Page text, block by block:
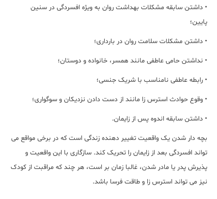
• داشتن سابقه مشکلات بهداشت روان به ویژه افسردگی در سنین
پایین؛
• داشتن مشکلات سلامت روان در بارداری؛
• نداشتن حامی عاطفی مانند همسر، خانواده و دوستان؛
• رابطه عاطفی نامناسب با شریک جنسی؛
• وقوع حوادث استرس زا مانند از دست دادن نزدیکان و سوگواری؛
• داشتن سابقه اندوه پس از زایمان.
بچه دار شدن یک واقعیت تغییر دهنده زندگی است که در برخی مواقع می
تواند افسردگی بعد از زایمان را تحریک کند. سازگاری با این واقعیت و
پذیرش پدر یا مادر شدن، غالبا زمان بر است، هر چند که مراقبت از کودک
نیز می تواند استرس زا و طاقت فرسا باشد.